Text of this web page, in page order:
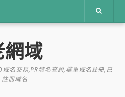
網域
域名交易,PR域名查詢,權重域名註冊,已
註冊域名